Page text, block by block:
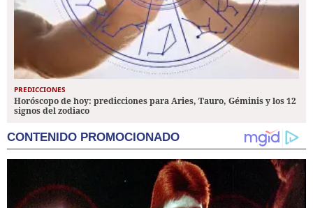
PREDICCIONES
Horóscopo de hoy: predicciones para Aries, Tauro, Géminis y los 12
signos del zodiaco
CONTENIDO PROMOCIONADO